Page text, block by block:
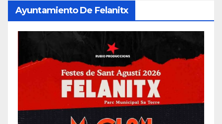
Ayuntamiento De Felanitx